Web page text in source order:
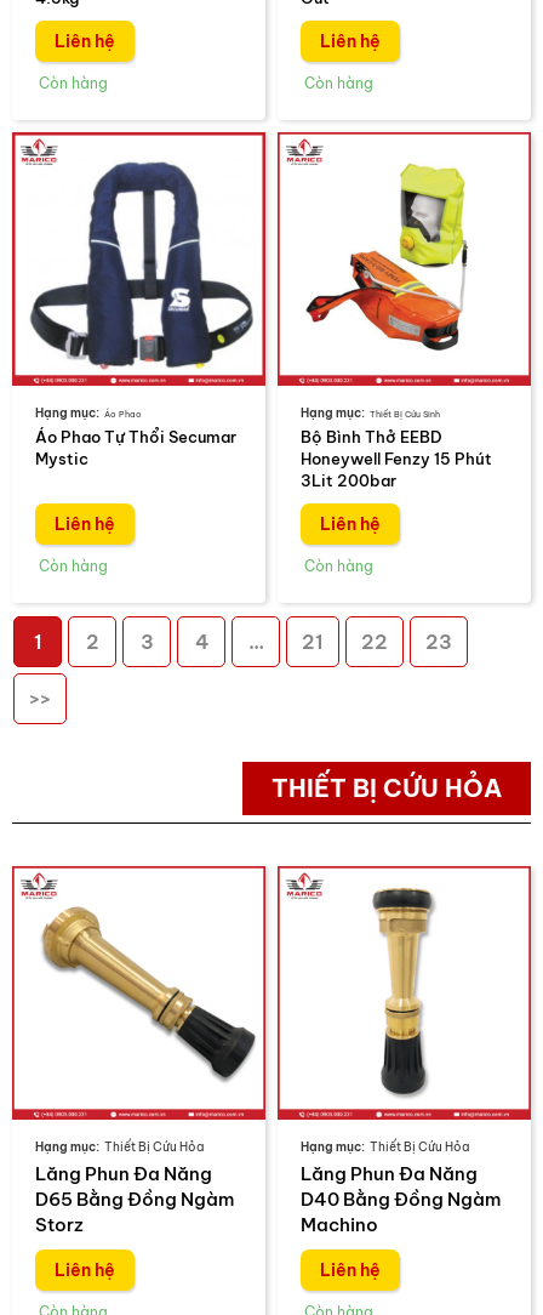
Liên hệ Liên hệ
Áo Phao
Áo Phao Tự Thổi Secumar
Mystic
Liên hệ
Thiết Bị Cứu Sinh
Bộ Bình Thở EEBD
Honeywell Fenzy 15 Phút
3Lit 200bar
Liên hệ
1 2 3 4 … 21 22 23
>>
THIẾT BỊ CỨU HỎA
Thiết Bị Cứu Hỏa
Lăng Phun Đa Năng
D65 Bằng Đồng Ngàm
Storz
Liên hệ
Thiết Bị Cứu Hỏa
Lăng Phun Đa Năng
D40 Bằng Đồng Ngàm
Machino
Liên hệ